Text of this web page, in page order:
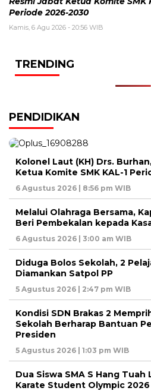
Periode 2026-2030
Kamis, 6 Agu 2026 - 20:56 WIB
TRENDING
PENDIDIKAN
Kolonel Laut (KH) Drs.
Ketua Komite SMK KAL-1
6 Agustus 2026 | 8:56 pm WIB
Melalui Olahraga Bersama,
Beri Pembekalan kepada
6 Agustus 2026 | 3:00 am WIB
Diduga Bolos Sekolah, 2
Diamankan Satpol PP
5 Agustus 2026 | 2:47 pm WIB
Kondisi SDN Brakas 2
Sekolah Berharap Bantuan
Presiden
5 Agustus 2026 | 1:03 pm WIB
Dua Siswa SMA S Hang Tuah
Karate Student Olympic 2026